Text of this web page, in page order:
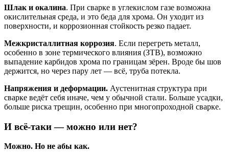
Шлак и окалина. При сварке в углекислом газе возможна
окислительная среда, и это беда для хрома. Он уходит из
поверхности, и коррозионная стойкость резко падает.
Межкристаллитная коррозия. Если перегреть металл,
особенно в зоне термического влияния (ЗТВ), возможно
выпадение карбидов хрома по границам зёрен. Вроде бы шов
держится, но через пару лет — всё, труба потекла.
Напряжения и деформации. Аустенитная структура при
сварке ведёт себя иначе, чем у обычной стали. Больше усадки,
больше риска трещин, особенно при многопроходной сварке.
И всё-таки — можно или нет?
Можно. Но не абы как.